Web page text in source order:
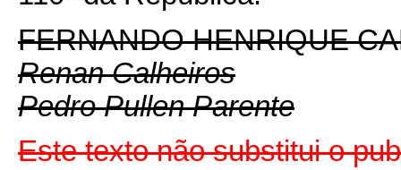
FERNANDO HENRIQUE
Renan Calheiros
Pedro Pullen Parente
Este texto não substitui o